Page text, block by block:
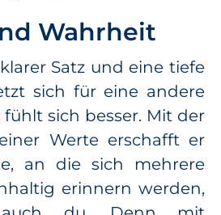
Wahrheit
Satz und eine tiefe
sich für eine andere
sich besser. Mit der
Werte erschafft er
an die sich mehrere
erinnern werden,